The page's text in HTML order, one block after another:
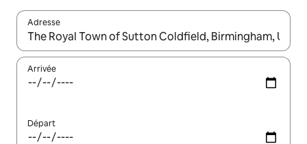
Adresse
Lorsque les résultats s'affichent, utilisez les flèches vers le
Arrivée
Départ